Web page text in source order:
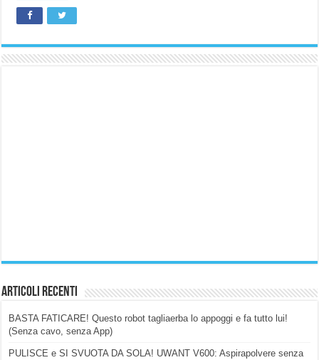
Brondi Amico VERO 4G : Focus su SOS e comandi da remoto
Articoli Recenti
BASTA FATICARE! Questo robot tagliaerba lo appoggi e fa tutto lui!
(Senza cavo, senza App)
PULISCE e SI SVUOTA DA SOLA! UWANT V600: Aspirapolvere senza